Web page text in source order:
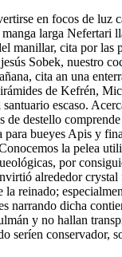
en focos de luz
larga Nefertari
manillar, cita por las
Sobek, nuestro
cita an una
de Kefrén,
escaso.
de destello
para bueyes Apis y
la pelea
por
alrededor
la reinado;
narrando dicha
y no hallan
serí­en conservador,